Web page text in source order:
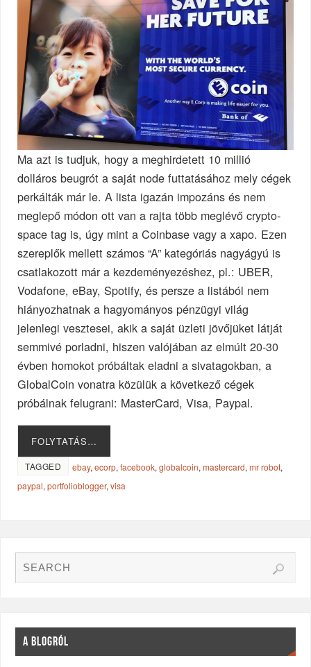
Ma azt is tudjuk, hogy a meghirdetett 10 millió
dolláros beugrót a saját node futtatásához mely cégek
perkálták már le. A lista igazán impozáns és nem
meglepő módon ott van a rajta több meglévő crypto-
space tag is, úgy mint a Coinbase vagy a xapo. Ezen
szereplők mellett számos “A” kategóriás nagyágyú is
csatlakozott már a kezdeményezéshez, pl.: UBER,
Vodafone, eBay, Spotify, és persze a listából nem
hiányozhatnak a hagyományos pénzügyi világ
jelenlegi vesztesei, akik a saját üzleti jövőjüket látját
semmivé porladni, hiszen valójában az elmúlt 20-30
évben homokot próbáltak eladni a sivatagokban, a
GlobalCoin vonatra közülük a következő cégek
próbálnak felugrani: MasterCard, Visa, Paypal.
FOLYTATÁS…
TAGGED ebay,ecorp,facebook,globalcoin,mastercard,mr robot,
paypal,portfolioblogger,visa
A BLOGRÓL